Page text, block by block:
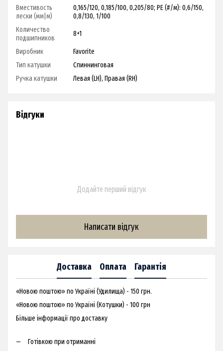
Вместивость
лески (мм|м)
0,165/120, 0,185/100, 0,205/80; PE (#/м): 0,6/150,
0,8/130, 1/100
Количество
подшипников
8+1
Виробник
Favorite
Тип катушки
Спиннинговая
Ручка катушки
Левая (LH), Правая (RH)
Відгуки
Додайте перший відгук
Написати відгук
Доставка Оплата Гарантія
«Новою поштою» по Україні (Удилища) - 150 грн.
«Новою поштою» по Україні (Котушки) - 100 грн
Більше інформації про доставку
Готівкою при отриманні